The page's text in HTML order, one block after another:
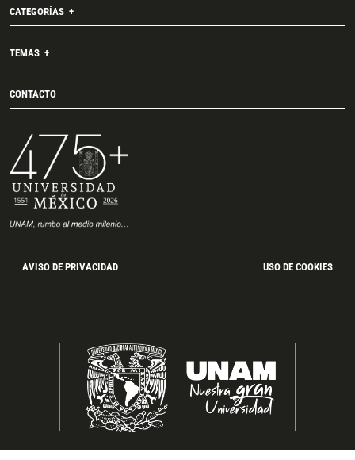
CATEGORÍAS
TEMAS
CONTACTO
AVISO DE PRIVACIDAD USO DE COOKIES